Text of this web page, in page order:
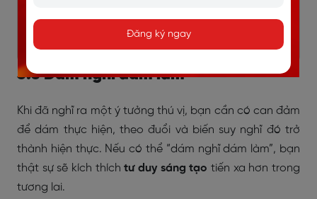
5.5 Dám nghĩ dám làm
Khi đã nghĩ ra một ý tưởng thú vị, bạn cần có can đảm
để dám thực hiện, theo đuổi và biến suy nghĩ đó trở
thành hiện thực. Nếu có thể “dám nghĩ dám làm”, bạn
thật sự sẽ kích thíchtư duy sáng tạo tiến xa hơn trong
tương lai.
Đăng ký ngay